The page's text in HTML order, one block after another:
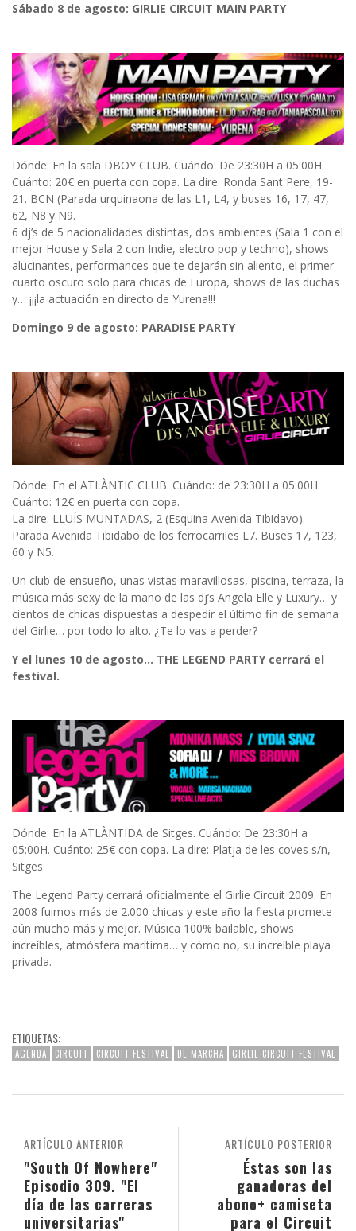
Sábado 8 de agosto: GIRLIE CIRCUIT MAIN PARTY
Dónde: En la sala DBOY CLUB. Cuándo: De 23:30H a 05:00H.
Cuánto: 20€ en puerta con copa. La dire: Ronda Sant Pere, 19-
21. BCN (Parada urquinaona de las L1, L4, y buses 16, 17, 47,
62, N8 y N9.
6 dj’s de 5 nacionalidades distintas, dos ambientes (Sala 1 con el
mejor House y Sala 2 con Indie, electro pop y techno), shows
alucinantes, performances que te dejarán sin aliento, el primer
cuarto oscuro solo para chicas de Europa, shows de las duchas
y… ¡¡¡la actuación en directo de Yurena!!!
Domingo 9 de agosto: PARADISE PARTY
Dónde: En el ATLÀNTIC CLUB. Cuándo: de 23:30H a 05:00H.
Cuánto: 12€ en puerta con copa.
La dire: LLUÍS MUNTADAS, 2 (Esquina Avenida Tibidavo).
Parada Avenida Tibidabo de los ferrocarriles L7. Buses 17, 123,
60 y N5.
Un club de ensueño, unas vistas maravillosas, piscina, terraza, la
música más sexy de la mano de las dj’s Angela Elle y Luxury… y
cientos de chicas dispuestas a despedir el último fin de semana
del Girlie… por todo lo alto. ¿Te lo vas a perder?
Y el lunes 10 de agosto… THE LEGEND PARTY cerrará el
festival.
Dónde: En la ATLÀNTIDA de Sitges. Cuándo: De 23:30H a
05:00H. Cuánto: 25€ con copa. La dire: Platja de les coves s/n,
Sitges.
The Legend Party cerrará oficialmente el Girlie Circuit 2009. En
2008 fuimos más de 2.000 chicas y este año la fiesta promete
aún mucho más y mejor. Música 100% bailable, shows
increíbles, atmósfera marítima… y cómo no, su increíble playa
privada.
ETIQUETAS:
AGENDA CIRCUIT CIRCUIT FESTIVAL DE MARCHA GIRLIE CIRCUIT FESTIVAL
ARTÍCULO POSTERIOR
Éstas son las
ganadoras del
abono+ camiseta
para el Circuit
ARTÍCULO ANTERIOR
"South Of Nowhere"
Episodio 309. "El
día de las carreras
universitarias"